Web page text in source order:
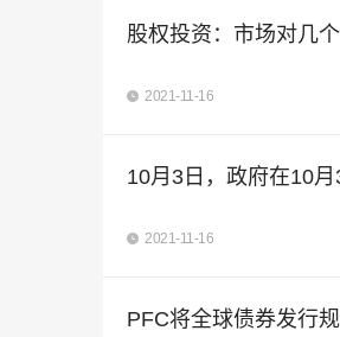
股权投资：市场对几
2021-11-16
10月3日，政府在10
2021-11-16
PFC将全球债券发行